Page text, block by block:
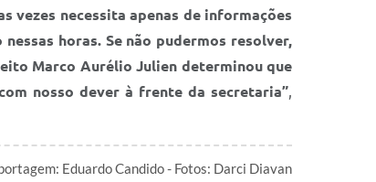
vezes necessita apenas de informações
horas. Se não pudermos resolver,
Marco Aurélio Julien determinou que
nosso dever à frente da secretaria”,
Eduardo Candido - Fotos: Darci Diavan